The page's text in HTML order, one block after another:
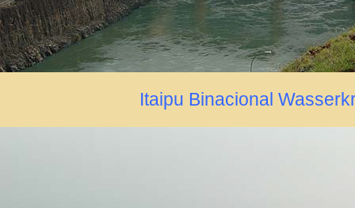
Itaipu Binacional